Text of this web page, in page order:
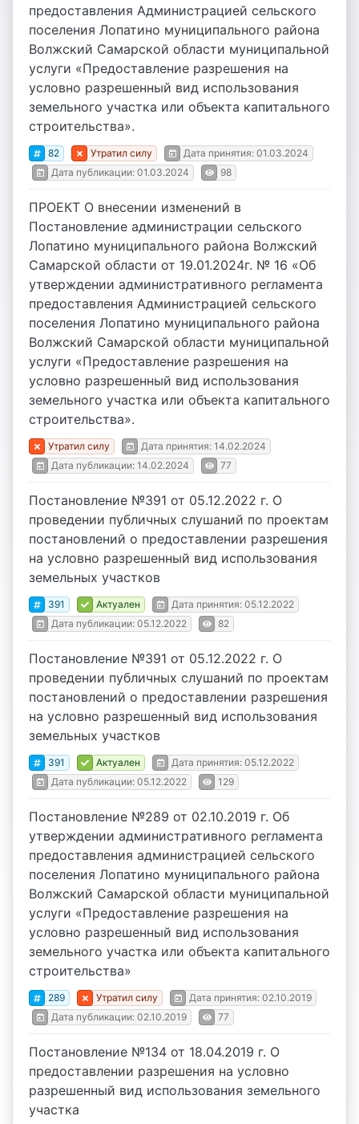
предоставления Администрацией сельского
поселения Лопатино муниципального района
Волжский Самарской области муниципальной
услуги «Предоставление разрешения на
условно разрешенный вид использования
земельного участка или объекта капитального
строительства».
82 Утратил силу
Дата принятия: 01.03.2024
Дата публикации: 01.03.2024
98
ПРОЕКТ О внесении изменений в
Постановление администрации сельского
Лопатино муниципального района Волжский
Самарской области от 19.01.2024г. № 16 «Об
утверждении административного регламента
предоставления Администрацией сельского
поселения Лопатино муниципального района
Волжский Самарской области муниципальной
услуги «Предоставление разрешения на
условно разрешенный вид использования
земельного участка или объекта капитального
строительства».
Утратил силу
Дата принятия: 14.02.2024
Дата публикации: 14.02.2024
77
Постановление №391 от 05.12.2022 г. О
проведении публичных слушаний по проектам
постановлений о предоставлении разрешения
на условно разрешенный вид использования
земельных участков
391 Актуален
Дата принятия: 05.12.2022
Дата публикации: 05.12.2022
82
Постановление №391 от 05.12.2022 г. О
проведении публичных слушаний по проектам
постановлений о предоставлении разрешения
на условно разрешенный вид использования
земельных участков
391 Актуален
Дата принятия: 05.12.2022
Дата публикации: 05.12.2022
129
Постановление №289 от 02.10.2019 г. Об
утверждении административного регламента
предоставления администрацией сельского
поселения Лопатино муниципального района
Волжский Самарской области муниципальной
услуги «Предоставление разрешения на
условно разрешенный вид использования
земельного участка или объекта капитального
строительства»
289 Утратил силу
Дата принятия: 02.10.2019
Дата публикации: 02.10.2019
77
Постановление №134 от 18.04.2019 г. О
предоставлении разрешения на условно
разрешенный вид использования земельного
участка